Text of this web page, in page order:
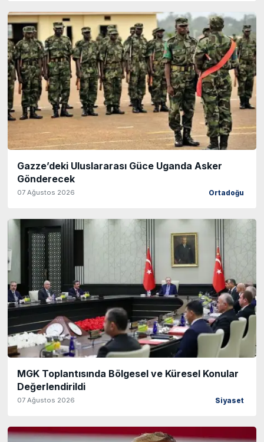
Gazze’deki Uluslararası Güce Uganda Asker
Gönderecek
07 Ağustos 2026 Ortadoğu
MGK Toplantısında Bölgesel ve Küresel Konular
Değerlendirildi
07 Ağustos 2026 Siyaset